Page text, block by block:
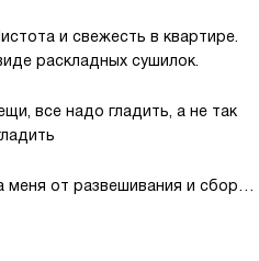
и свежесть в квартире.
раскладных сушилок.
все надо гладить, а не так
от развешивания и сбора
время для себя.